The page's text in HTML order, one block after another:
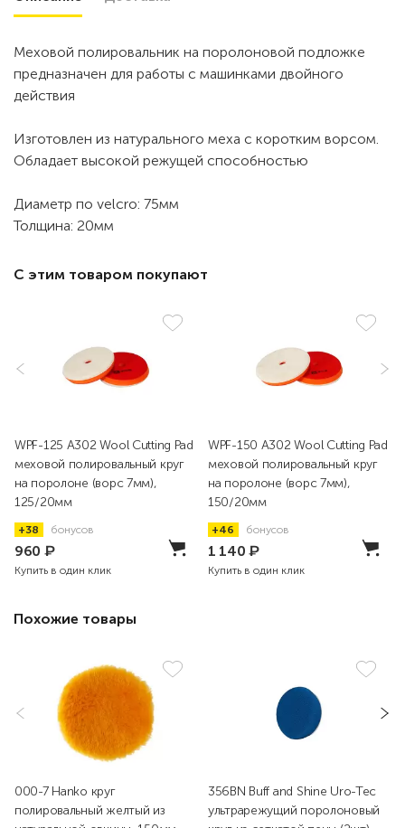
Меховой полировальник на поролоновой подложке
предназначен для работы с машинками двойного
действия
Изготовлен из натурального меха с коротким ворсом.
Обладает высокой режущей способностью
Диаметр по velcro: 75мм
Толщина: 20мм
С этим товаром покупают
WPF-125 A302 Wool Cutting Pad
меховой полировальный круг
на поролоне (ворс 7мм),
125/20мм
+38 бонусов
960 ₽
Купить в один клик
WPF-150 A302 Wool Cutting Pad
меховой полировальный круг
на поролоне (ворс 7мм),
150/20мм
+46 бонусов
1 140₽
Купить в один клик
Похожие товары
000-7 Hanko круг
полировальный желтый из
356BN Buff and Shine Uro-Tec
ультрарежущий поролоновый